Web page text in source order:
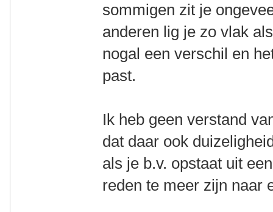
sommigen zit je
anderen lig je zo vlak
nogal een verschil en
past.
Ik heb geen verstand
dat daar ook
als je b.v. opstaat uit
reden te meer zijn naar